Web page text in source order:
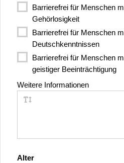
Barrierefrei für Menschen
Gehörlosigkeit
Barrierefrei für Menschen
Deutschkenntnissen
Barrierefrei für Menschen
geistiger Beeinträchtigung
Weitere Informationen
Alter